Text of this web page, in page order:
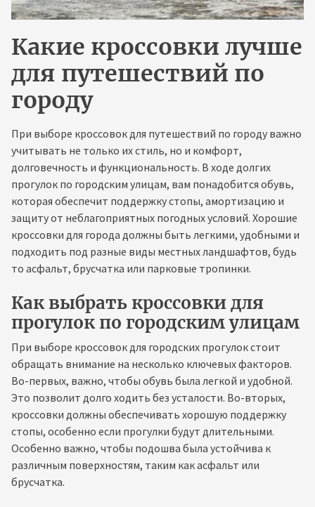
Какие кроссовки лучше
для путешествий по
городу
При выборе кроссовок для путешествий по городу важно
учитывать не только их стиль, но и комфорт,
долговечность и функциональность. В ходе долгих
прогулок по городским улицам, вам понадобится обувь,
которая обеспечит поддержку стопы, амортизацию и
защиту от неблагоприятных погодных условий. Хорошие
кроссовки для города должны быть легкими, удобными и
подходить под разные виды местных ландшафтов, будь
то асфальт, брусчатка или парковые тропинки.
Как выбрать кроссовки для
прогулок по городским улицам
При выборе кроссовок для городских прогулок стоит
обращать внимание на несколько ключевых факторов.
Во-первых, важно, чтобы обувь была легкой и удобной.
Это позволит долго ходить без усталости. Во-вторых,
кроссовки должны обеспечивать хорошую поддержку
стопы, особенно если прогулки будут длительными.
Особенно важно, чтобы подошва была устойчива к
различным поверхностям, таким как асфальт или
брусчатка.